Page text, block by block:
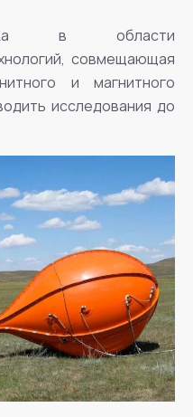
в области
совмещающая
и магнитного
исследования до